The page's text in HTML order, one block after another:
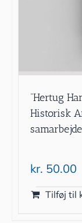
”Hertug
Historisk
kr. 50.00
Tilføj til